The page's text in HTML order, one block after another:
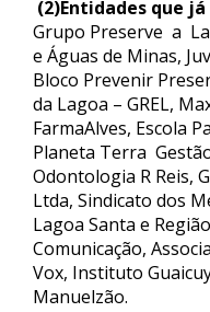
(2)Entidades que
Grupo Preserve a
e Águas de Minas,
Bloco Prevenir
da Lagoa – GREL,
FarmaAlves, Escola
Planeta Terra
Odontologia R Reis,
Ltda, Sindicato dos
Lagoa Santa e
Comunicação,
Vox, Instituto
Manuelzão.